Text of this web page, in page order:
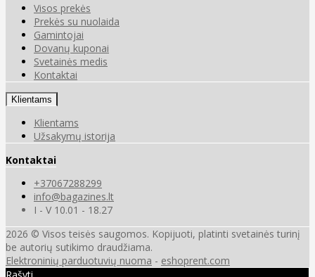
Visos prekės
Prekės su nuolaida
Gamintojai
Dovanų kuponai
Svetainės medis
Kontaktai
Klientams
Klientams
Užsakymų istorija
Kontaktai
+37067288299
info@bagazines.lt
I - V 10.01 - 18.27
2026 © Visos teisės saugomos. Kopijuoti, platinti svetainės turinį
be autorių sutikimo draudžiama.
Elektroninių parduotuvių nuoma - eshoprent.com